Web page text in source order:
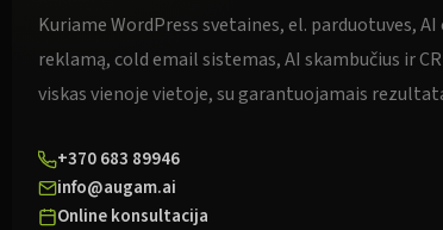
Kuriame WordPress svetaines, el. parduotuves,
reklamą, cold email sistemas, AI skambučius ir
viskas vienoje vietoje, su garantuojamais
+370 683 89946
info@augam.ai
Online konsultacija